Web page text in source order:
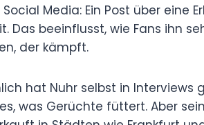
Social Media: Ein Post über eine
Das beeinflusst, wie Fans ihn
der kämpft.
hat Nuhr selbst in Interviews
was Gerüchte füttert. Aber